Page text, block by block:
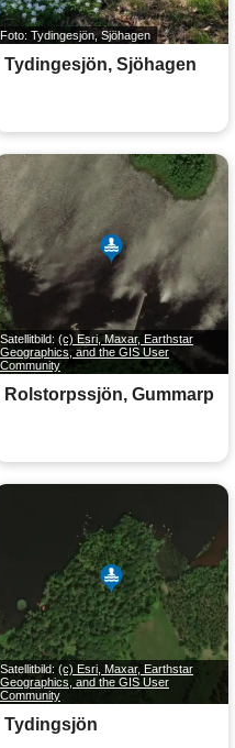
Foto: Tydingesjön, Sjöhagen
Tydingesjön, Sjöhagen
Satellitbild: (c) Esri, Maxar, Earthstar
Geographics, and the GIS User
Community
Rolstorpssjön, Gummarp
Satellitbild: (c) Esri, Maxar, Earthstar
Geographics, and the GIS User
Community
Tydingsjön